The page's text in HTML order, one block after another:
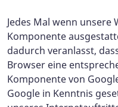
Jedes Mal wenn unsere
Komponente
dadurch veranlasst,
Browser eine
Komponente von
Google in Kenntnis